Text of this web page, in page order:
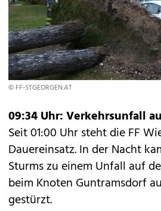
© FF-STGEORGEN.AT
09:34 Uhr: Verkehrsunfall
Seit 01:00 Uhr steht die FF
Dauereinsatz. In der Nacht
Sturms zu einem Unfall auf
beim Knoten Guntramsdorf
gestürzt.